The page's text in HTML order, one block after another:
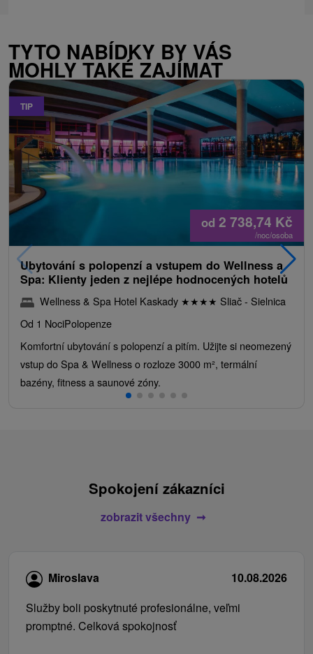
TYTO NABÍDKY BY VÁS
MOHLY TAKÉ ZAJÍMAT
TIP
od 2 738,74 Kč
/noc/osoba
Ubytování s polopenzí a vstupem do Wellness a
Spa: Klienty jeden z nejlépe hodnocených hotelů
Wellness & Spa Hotel Kaskady ★★★★ Sliač - Sielnica
Od 1 NociPolopenze
Komfortní ubytování s polopenzí a pitím. Užijte si neomezený
vstup do Spa & Wellness o rozloze 3000 m², termální
bazény, fitness a saunové zóny.
Spokojení zákazníci
zobrazit všechny
Miroslava
10.08.2026
Služby boli poskytnuté profesionálne, veľmi
promptné. Celková spokojnosť